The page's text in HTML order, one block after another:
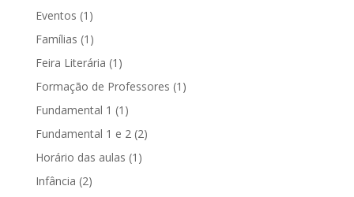
Eventos (1)
Famílias (1)
Feira Literária (1)
Formação de Professores (1)
Fundamental 1 (1)
Fundamental 1 e 2 (2)
Horário das aulas (1)
Infância (2)